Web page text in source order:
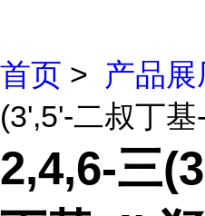
首页 > 产品展
(3',5'-二叔丁基
2,4,6-三